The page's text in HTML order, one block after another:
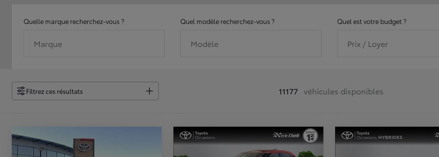
Quelle marque recherchez-vous ?
Marque
Quel modèle recherchez-vous ?
Modèle
Quel est votre budget ?
Prix / Loyer
Filtrez ces résultats 11177 véhicules disponibles